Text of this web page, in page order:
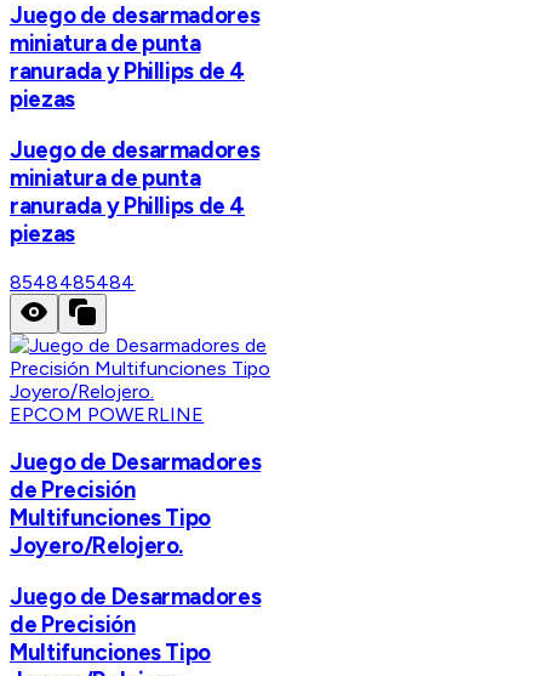
Juego de desarmadores
miniatura de punta
ranurada y Phillips de 4
piezas
Juego de desarmadores
miniatura de punta
ranurada y Phillips de 4
piezas
8548485484
EPCOM POWERLINE
Juego de Desarmadores
de Precisión
Multifunciones Tipo
Joyero/Relojero.
Juego de Desarmadores
de Precisión
Multifunciones Tipo